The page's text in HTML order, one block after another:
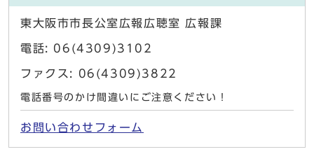
東大阪市市長公室広報広聴室 広報課
電話: 06(4309)3102
ファクス: 06(4309)3822
電話番号のかけ間違いにご注意ください！
お問い合わせフォーム